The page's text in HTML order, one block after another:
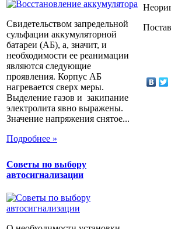
Свидетельством запредельной
сульфации аккумуляторной
батареи (АБ), а, значит, и
необходимости ее реанимации
являются следующие
проявления. Корпус АБ
нагревается сверх меры.
Выделение газов и закипание
электролита явно выражены.
Значение напряжения снятое...
Подробнее »
Советы по выбору
автосигнализации